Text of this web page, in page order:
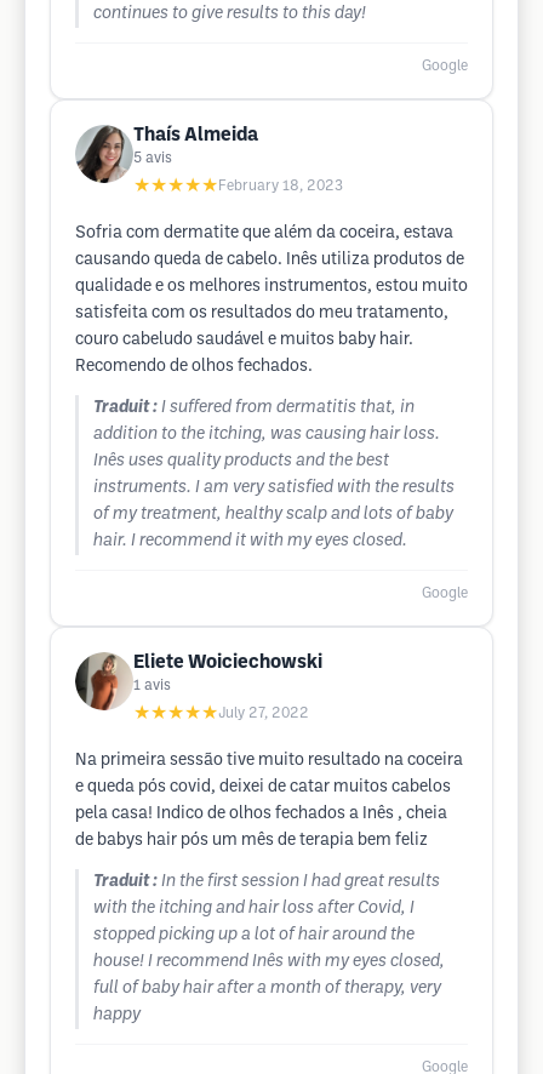
continues to give results to this day!
Google
Thaís Almeida
5 avis
★★★★★ February 18, 2023
Sofria com dermatite que além da coceira, estava
causando queda de cabelo. Inês utiliza produtos de
qualidade e os melhores instrumentos, estou muito
satisfeita com os resultados do meu tratamento,
couro cabeludo saudável e muitos baby hair.
Recomendo de olhos fechados.
Traduit : I suffered from dermatitis that, in
addition to the itching, was causing hair loss.
Inês uses quality products and the best
instruments. I am very satisfied with the results
of my treatment, healthy scalp and lots of baby
hair. I recommend it with my eyes closed.
Google
Eliete Woiciechowski
1 avis
★★★★★July 27, 2022
Na primeira sessão tive muito resultado na coceira
e queda pós covid, deixei de catar muitos cabelos
pela casa! Indico de olhos fechados a Inês , cheia
de babys hair pós um mês de terapia bem feliz
Traduit : In the first session I had great results
with the itching and hair loss after Covid, I
stopped picking up a lot of hair around the
house! I recommend Inês with my eyes closed,
full of baby hair after a month of therapy, very
happy
Google